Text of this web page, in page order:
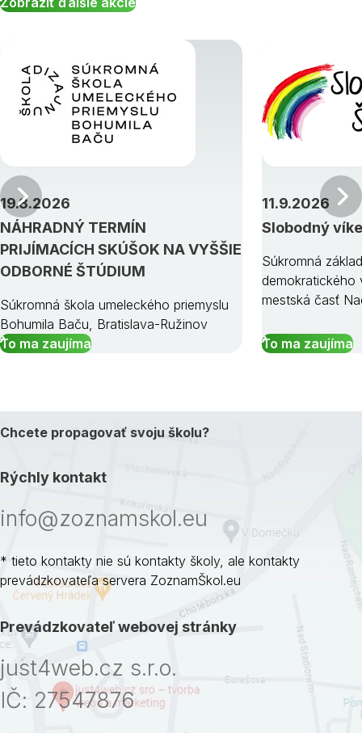
NÁHRADNÝ TERMÍN
PRIJÍMACÍCH SKÚŠOK NA VYŠŠIE
ODBORNÉ ŠTÚDIUM
19.8.2026
Súkromná škola umeleckého priemyslu
Bohumila Baču, Bratislava-Ružinov
To ma zaujíma
Slobodný
11.9.2026
Súkromná
demokratického
mestská časť
To ma zaujíma
Predchádzajúci
Chcete propagovať svoju školu?
Rýchly kontakt
info@zoznamskol.eu
* tieto kontakty nie sú kontakty školy, ale kontakty
prevádzkovateľa servera ZoznamŠkol.eu
Prevádzkovateľ webovej stránky
just4web.cz s.r.o.
IČ: 27547876